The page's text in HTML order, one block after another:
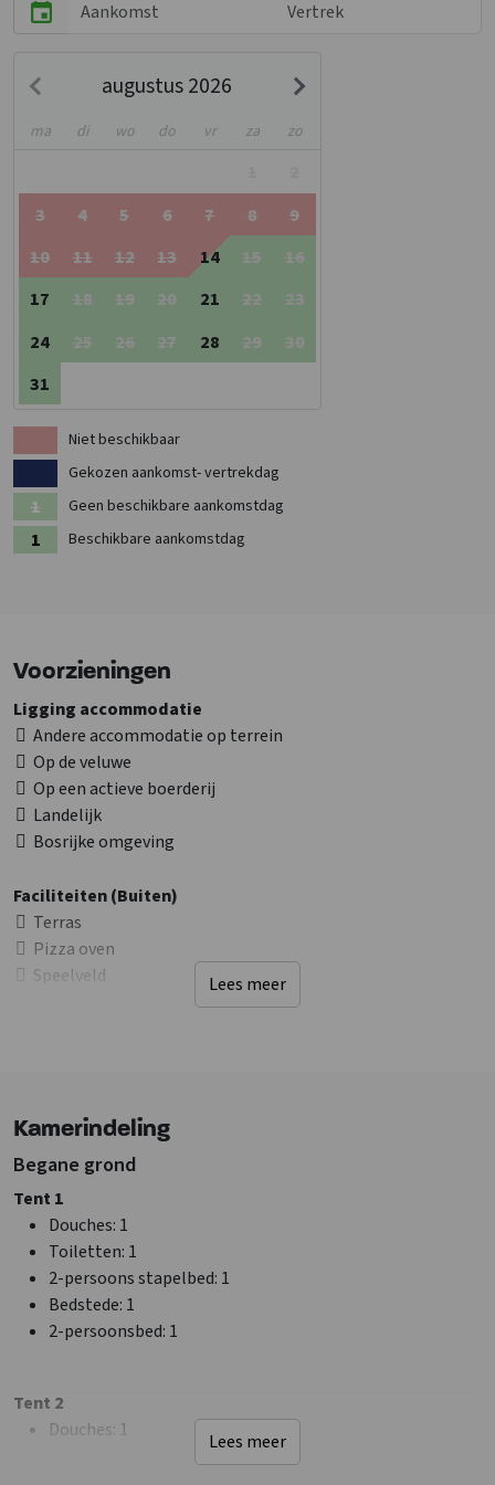
voor een actief of ontspannen uitje. Of je nu wil mountainbiken, de
hier vind je de perfecte mix van avontuur en rust.
augustus 2026
ma di wo do vr za zo
3
4 5 6 7 8
9
10
11 12 13 14 15
16
17
18 19 20 21 22
23
24
25 26 27 28 29
30
31
Niet beschikbaar
Gekozen aankomst- vertrekdag
Geen beschikbare aankomstdag
Beschikbare aankomstdag
Voorzieningen
Ligging accommodatie
Andere accommodatie op terrein
Op de veluwe
Op een actieve boerderij
Landelijk
Bosrijke omgeving
Faciliteiten (Buiten)
Terras
Pizza oven
Speelveld
Badkamers: 5
Toiletten: 5
Faciliteiten (Binnen)
Stookhout aanwezig
Soort groep
Familiegroep
Algemene gegevens
Vakantieboerderij
Exclusief voor 1 groep
Lees meer
Kamerindeling
Begane grond
Tent 1
Douches: 1
Toiletten: 1
2-persoons stapelbed: 1
Bedstede: 1
2-persoonsbed: 1
Tent 2
Douches: 1
Lees meer